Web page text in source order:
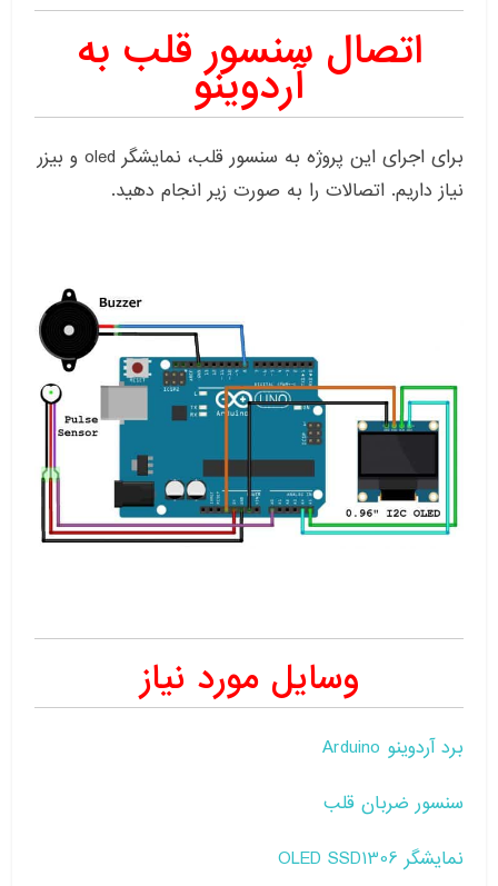
اتصال سنسور قلب به
آردوینو
برای اجرای این پروژه به سنسور قلب، نمایشگر oled و بیزر
نیاز داریم. اتصالات را به صورت زیر انجام دهید.
وسایل مورد نیاز
برد آردوینو Arduino
سنسور ضربان قلب
نمایشگر OLED SSD1306